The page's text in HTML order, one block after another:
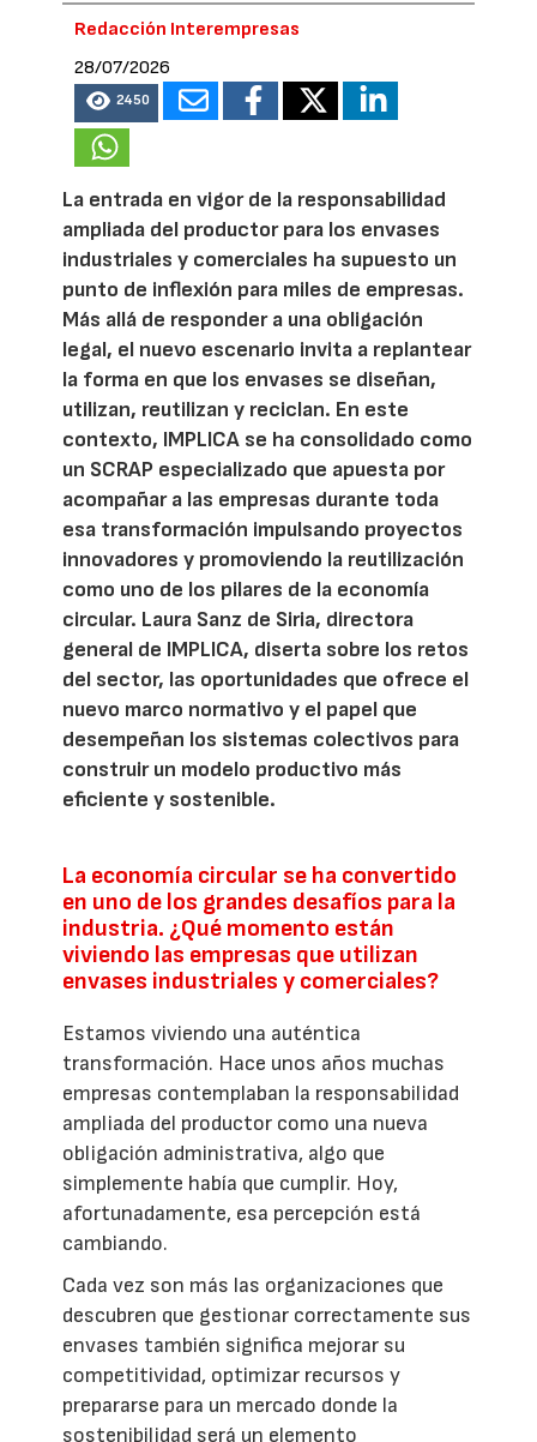
Redacción Interempresas
28/07/2026
2450
La entrada en vigor de la responsabilidad
ampliada del productor para los envases
industriales y comerciales ha supuesto un
punto de inflexión para miles de empresas.
Más allá de responder a una obligación
legal, el nuevo escenario invita a replantear
la forma en que los envases se diseñan,
utilizan, reutilizan y reciclan. En este
contexto, IMPLICA se ha consolidado como
un SCRAP especializado que apuesta por
acompañar a las empresas durante toda
esa transformación impulsando proyectos
innovadores y promoviendo la reutilización
como uno de los pilares de la economía
circular. Laura Sanz de Siria, directora
general de IMPLICA, diserta sobre los retos
del sector, las oportunidades que ofrece el
nuevo marco normativo y el papel que
desempeñan los sistemas colectivos para
construir un modelo productivo más
eficiente y sostenible.
La economía circular se ha convertido
en uno de los grandes desafíos para la
industria. ¿Qué momento están
viviendo las empresas que utilizan
envases industriales y comerciales?
Estamos viviendo una auténtica
transformación. Hace unos años muchas
empresas contemplaban la responsabilidad
ampliada del productor como una nueva
obligación administrativa, algo que
simplemente había que cumplir. Hoy,
afortunadamente, esa percepción está
cambiando.
Cada vez son más las organizaciones que
descubren que gestionar correctamente sus
envases también significa mejorar su
competitividad, optimizar recursos y
prepararse para un mercado donde la
sostenibilidad será un elemento